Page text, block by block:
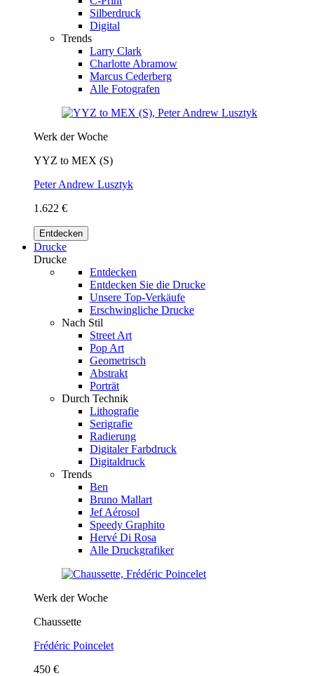
Silberdruck
Digital
Trends
Larry Clark
Charlotte Abramow
Marcus Cederberg
Alle Fotografen
Werk der Woche
YYZ to MEX (S)
Peter Andrew Lusztyk
1.622 €
Entdecken
Drucke
Drucke
Entdecken
Entdecken Sie die Drucke
Unsere Top-Verkäufe
Erschwingliche Drucke
Nach Stil
Street Art
Pop Art
Geometrisch
Abstrakt
Porträt
Durch Technik
Lithografie
Serigrafie
Radierung
Digitaler Farbdruck
Digitaldruck
Trends
Ben
Bruno Mallart
Jef Aérosol
Speedy Graphito
Hervé Di Rosa
Alle Druckgrafiker
Werk der Woche
Chaussette
Frédéric Poincelet
450 €